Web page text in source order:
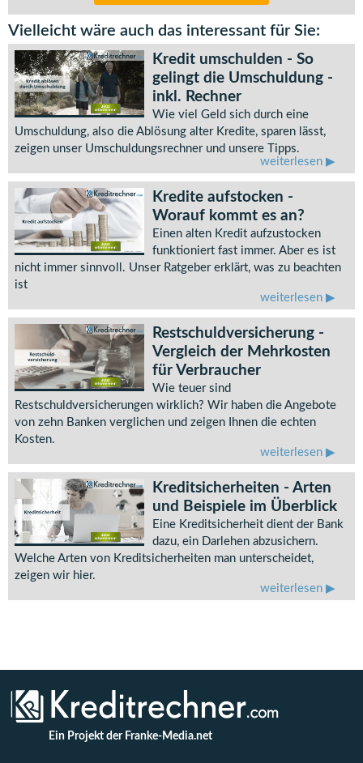
Vielleicht wäre auch das interessant für Sie:
Kredit umschulden - So
gelingt die Umschuldung -
inkl. Rechner
Wie viel Geld sich durch eine
Umschuldung, also die Ablösung alter Kredite, sparen lässt,
zeigen unser Umschuldungsrechner und unsere Tipps.
weiterlesen
Kredite aufstocken -
Worauf kommt es an?
Einen alten Kredit aufzustocken
funktioniert fast immer. Aber es ist
nicht immer sinnvoll. Unser Ratgeber erklärt, was zu beachten
ist
weiterlesen
Restschuldversicherung -
Vergleich der Mehrkosten
für Verbraucher
Wie teuer sind
Restschuldversicherungen wirklich? Wir haben die Angebote
von zehn Banken verglichen und zeigen Ihnen die echten
Kosten.
weiterlesen
Kreditsicherheiten - Arten
und Beispiele im Überblick
Eine Kreditsicherheit dient der Bank
dazu, ein Darlehen abzusichern.
Welche Arten von Kreditsicherheiten man unterscheidet,
zeigen wir hier.
weiterlesen
Ein Projekt der Franke-Media.net